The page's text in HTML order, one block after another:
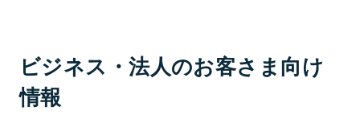
ビジネス・法人のお客さま向け
情報